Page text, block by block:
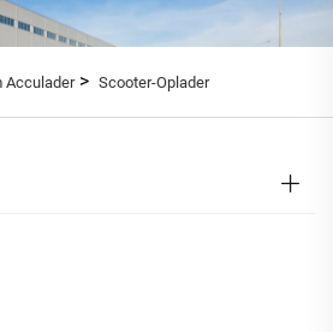
Acculader> Scooter-Oplader